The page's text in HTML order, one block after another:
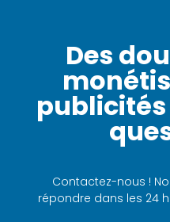
Des
publicités
Contactez-nous !
répondre dans les 24